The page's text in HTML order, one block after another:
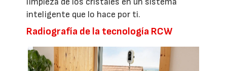
inteligente que lo hace por ti.
Radiografía de la tecnología RCW